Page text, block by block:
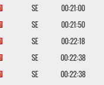
SE
00:21:00
SE
00:21:50
SE
00:22:18
SE
00:22:38
SE
00:22:38